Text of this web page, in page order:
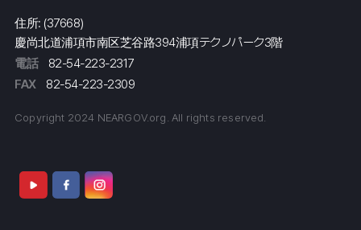
住所: (37668)
慶尚北道浦項市南区芝谷路394浦項テクノパーク3階
電話
82-54-223-2317
FAX
82-54-223-2309
Copyright 2024 NEARGOV.org. All rights reserved.